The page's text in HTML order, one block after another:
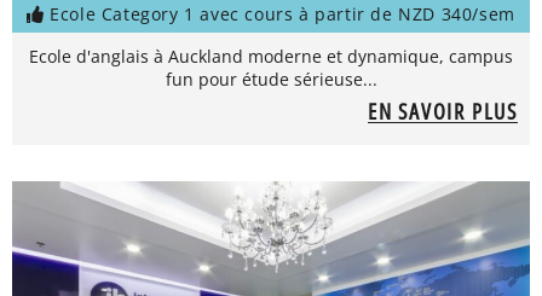
Ecole Category 1 avec cours à partir de NZD 340/sem
Ecole d'anglais à Auckland moderne et dynamique, campus
fun pour étude sérieuse...
EN SAVOIR PLUS